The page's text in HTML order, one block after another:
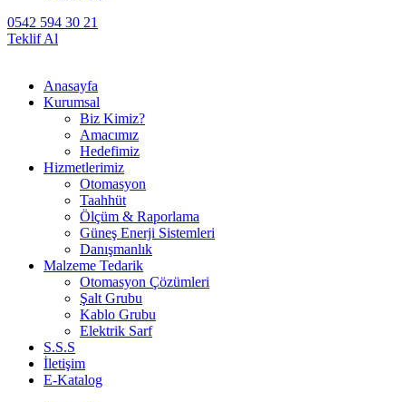
0542 594 30 21
Teklif Al
Anasayfa
Kurumsal
Biz Kimiz?
Amacımız
Hedefimiz
Hizmetlerimiz
Otomasyon
Taahhüt
Ölçüm & Raporlama
Güneş Enerji Sistemleri
Danışmanlık
Malzeme Tedarik
Otomasyon Çözümleri
Şalt Grubu
Kablo Grubu
Elektrik Sarf
S.S.S
İletişim
E-Katalog